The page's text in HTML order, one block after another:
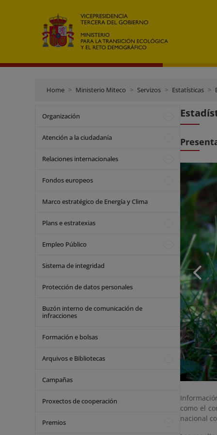
Home Ministerio Miteco Servizos Estatísticas
Organización
Atención a la ciudadanía
Relaciones internacionales
Fondos europeos
Marco estratégico de Energía y Clima
Plans e estratexias
Empleo Público
Sistema de integridad
Protección de datos personales
Buzón interno de comunicación de
infracciones
Formación e bolsas
Arquivos e Bibliotecas
Campañas
Proxectos de cooperación
Premios
como el
nacional